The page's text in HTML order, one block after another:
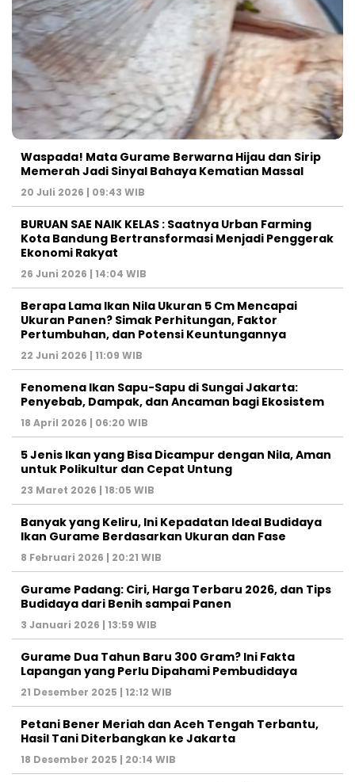
Waspada! Mata Gurame Berwarna Hijau dan Sirip
Memerah Jadi Sinyal Bahaya Kematian Massal
20 Juli 2026 | 09:43 WIB
BURUAN SAE NAIK KELAS : Saatnya Urban Farming
Kota Bandung Bertransformasi Menjadi Penggerak
Ekonomi Rakyat
26 Juni 2026 | 14:04 WIB
Berapa Lama Ikan Nila Ukuran 5 Cm Mencapai
Ukuran Panen? Simak Perhitungan, Faktor
Pertumbuhan, dan Potensi Keuntungannya
22 Juni 2026 | 11:09 WIB
Fenomena Ikan Sapu-Sapu di Sungai Jakarta:
Penyebab, Dampak, dan Ancaman bagi Ekosistem
18 April 2026 | 06:20 WIB
5 Jenis Ikan yang Bisa Dicampur dengan Nila, Aman
untuk Polikultur dan Cepat Untung
23 Maret 2026 | 18:05 WIB
Banyak yang Keliru, Ini Kepadatan Ideal Budidaya
Ikan Gurame Berdasarkan Ukuran dan Fase
8 Februari 2026 | 20:21 WIB
Gurame Padang: Ciri, Harga Terbaru 2026, dan Tips
Budidaya dari Benih sampai Panen
3 Januari 2026 | 13:59 WIB
Gurame Dua Tahun Baru 300 Gram? Ini Fakta
Lapangan yang Perlu Dipahami Pembudidaya
21 Desember 2025 | 12:12 WIB
Petani Bener Meriah dan Aceh Tengah Terbantu,
Hasil Tani Diterbangkan ke Jakarta
18 Desember 2025 | 20:14 WIB